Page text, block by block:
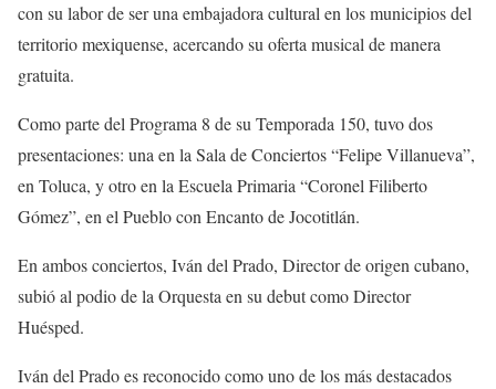
con su labor de ser una embajadora cultural en los municipios del
territorio mexiquense, acercando su oferta musical de manera
gratuita.
Como parte del Programa 8 de su Temporada 150, tuvo dos
presentaciones: una en la Sala de Conciertos “Felipe Villanueva”,
en Toluca, y otro en la Escuela Primaria “Coronel Filiberto
Gómez”, en el Pueblo con Encanto de Jocotitlán.
En ambos conciertos, Iván del Prado, Director de origen cubano,
subió al podio de la Orquesta en su debut como Director
Huésped.
Iván del Prado es reconocido como uno de los más destacados